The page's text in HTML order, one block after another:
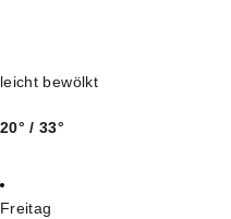
leicht bewölkt
20° / 33°
Freitag